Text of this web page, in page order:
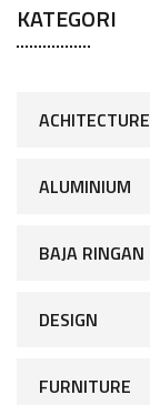
KATEGORI
ACHITECTURE
ALUMINIUM
BAJA RINGAN
DESIGN
FURNITURE